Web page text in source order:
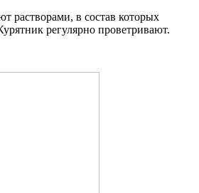
растворами, в состав которых
регулярно проветривают.